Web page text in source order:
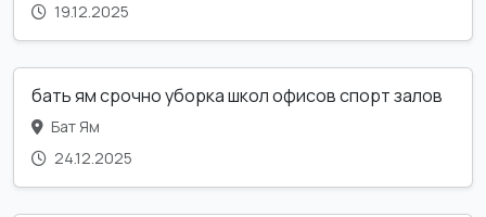
19.12.2025
бать ям срочно уборка школ офисов спорт залов
Бат Ям
24.12.2025